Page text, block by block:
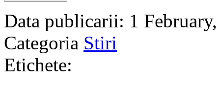
Data publicarii: 1
Categoria Stiri
Etichete: